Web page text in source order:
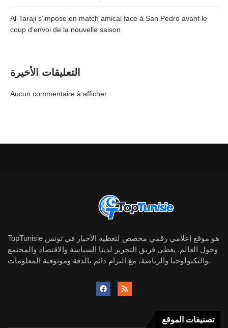
Al-Taraji s’impose en match amical face à San Pedro avant le
coup d’envoi de la nouvelle saison
التعليقات الأخيرة
Aucun commentaire à afficher.
TopTunisie هو موقع إعلامي رقمي مخصص لتغطية الأخبار في تونس
وحول العالم. يغطي فريق التحرير لدينا السياسة والاقتصاد والمجتمع
والتكنولوجيا والرياضة، مع التزام دائم بالدقة وموثوقية المعلومات.
تصنيفات الموقع